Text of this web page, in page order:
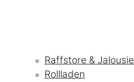
Raffstore & Jalousie
Rollladen